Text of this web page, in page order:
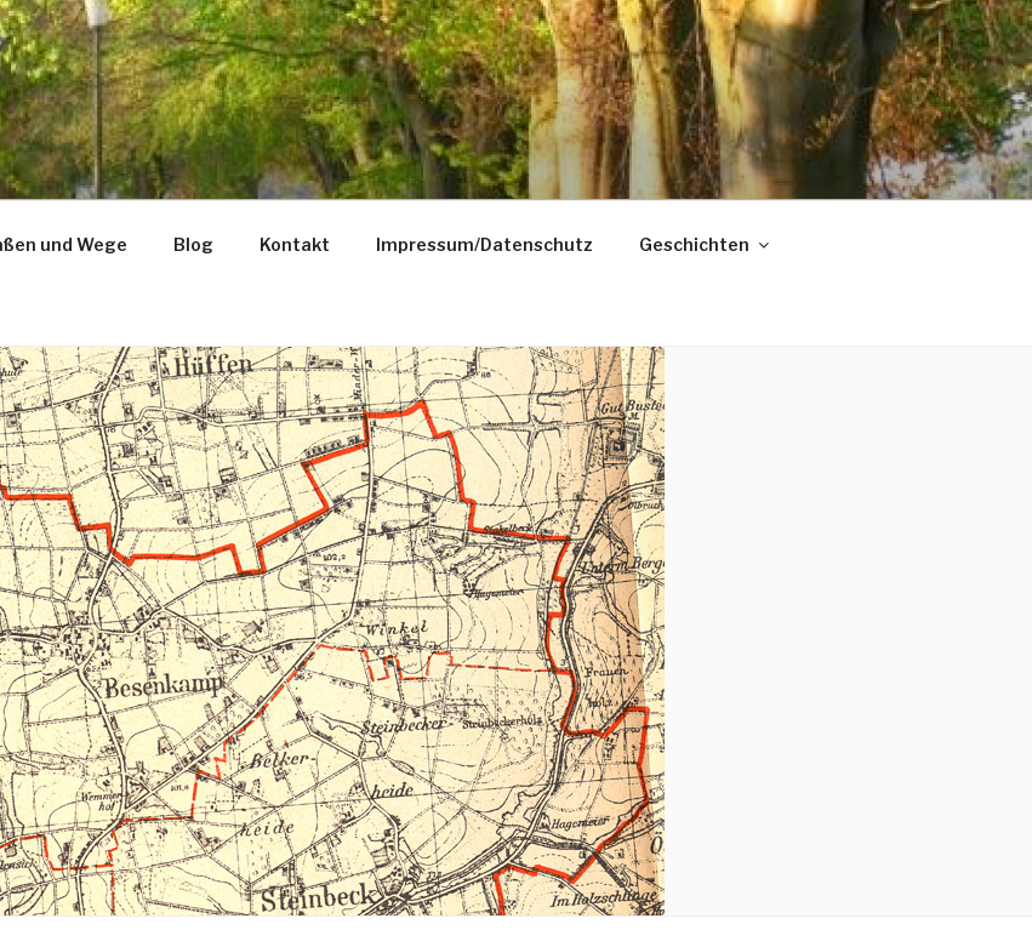
und Wege Blog Kontakt Impressum/Datenschutz Geschichten